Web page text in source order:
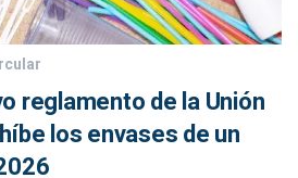
reglamento de la Unión
los envases de un